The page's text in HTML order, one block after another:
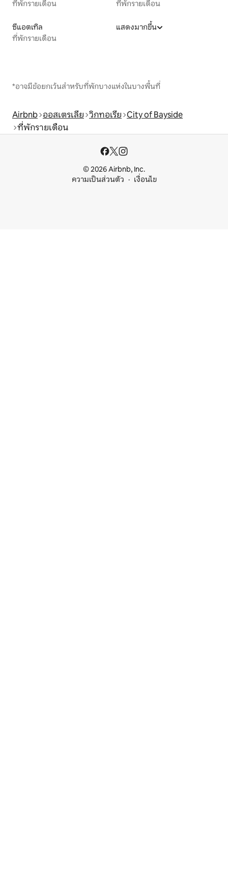
ที่พักรายเดือน ที่พักรายเดือน
ซีแอตเทิล
ที่พักรายเดือน
แสดงมากขึ้น
*อาจมีข้อยกเว้นสำหรับที่พักบางแห่งในบางพื้นที่
Airbnb ออสเตรเลีย วิกทอเรีย City of Bayside
ที่พักรายเดือน
© 2026 Airbnb, Inc.
ความเป็นส่วนตัว
เงื่อนไข